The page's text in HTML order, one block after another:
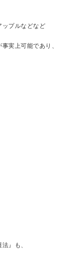
ップルなどなど
実上可能であり、
』も、